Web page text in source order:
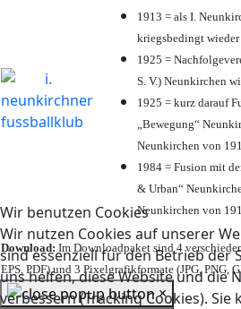
Wir benutzen Cookies
Wir nutzen Cookies auf unserer
sind essenziell für den Betrieb der
uns helfen, diese Website und die
verbessern (Tracking Cookies). Sie
1913 = als I.
kriegsbedingt
1925 =
S. V.) Neunkirchen
1925 = kurz darauf
„Bewegung“
Neunkirchen von
1984 = Fusion mit
& Urban“
Neunkirchen von
Download: Im Downloadpaket sind 4
EPS, PDF) und 3 Pixelgrafikformate (JPG, PNG,
×